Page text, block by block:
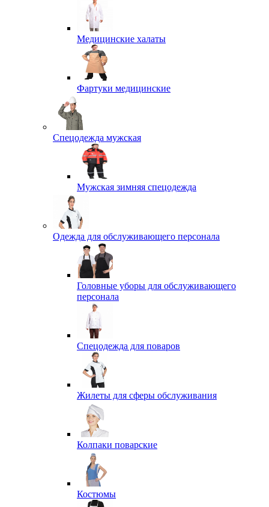
Медицинские халаты
Фартуки медицинские
Спецодежда мужская
Мужская зимняя спецодежда
Одежда для обслуживающего персонала
Головные уборы для обслуживающего
персонала
Спецодежда для поваров
Жилеты для сферы обслуживания
Колпаки поварские
Костюмы